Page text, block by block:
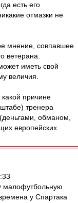
есть его
отмазки не
мнение, совпавшее
ветерана.
иметь свой
величия.
причине
тренера
обманом,
европейских
малофутбольную
у Спартака